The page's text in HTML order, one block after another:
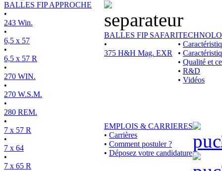
BALLES FIP APPROCHE
•
243 Win.
•
6,5 x 57
•
6,5 x 57 R
•
270 WIN.
•
270 W.S.M.
•
280 REM.
•
7 x 57 R
•
7 x 64
•
7 x 65 R
BALLES FIP SAFARI
•
375 H&H Mag. EXR
•
•
• Qualité et
• R&D
• Vidéos
EMPLOIS & CARRIERES
• Carrières
• Comment postuler ?
• Déposez votre candidature